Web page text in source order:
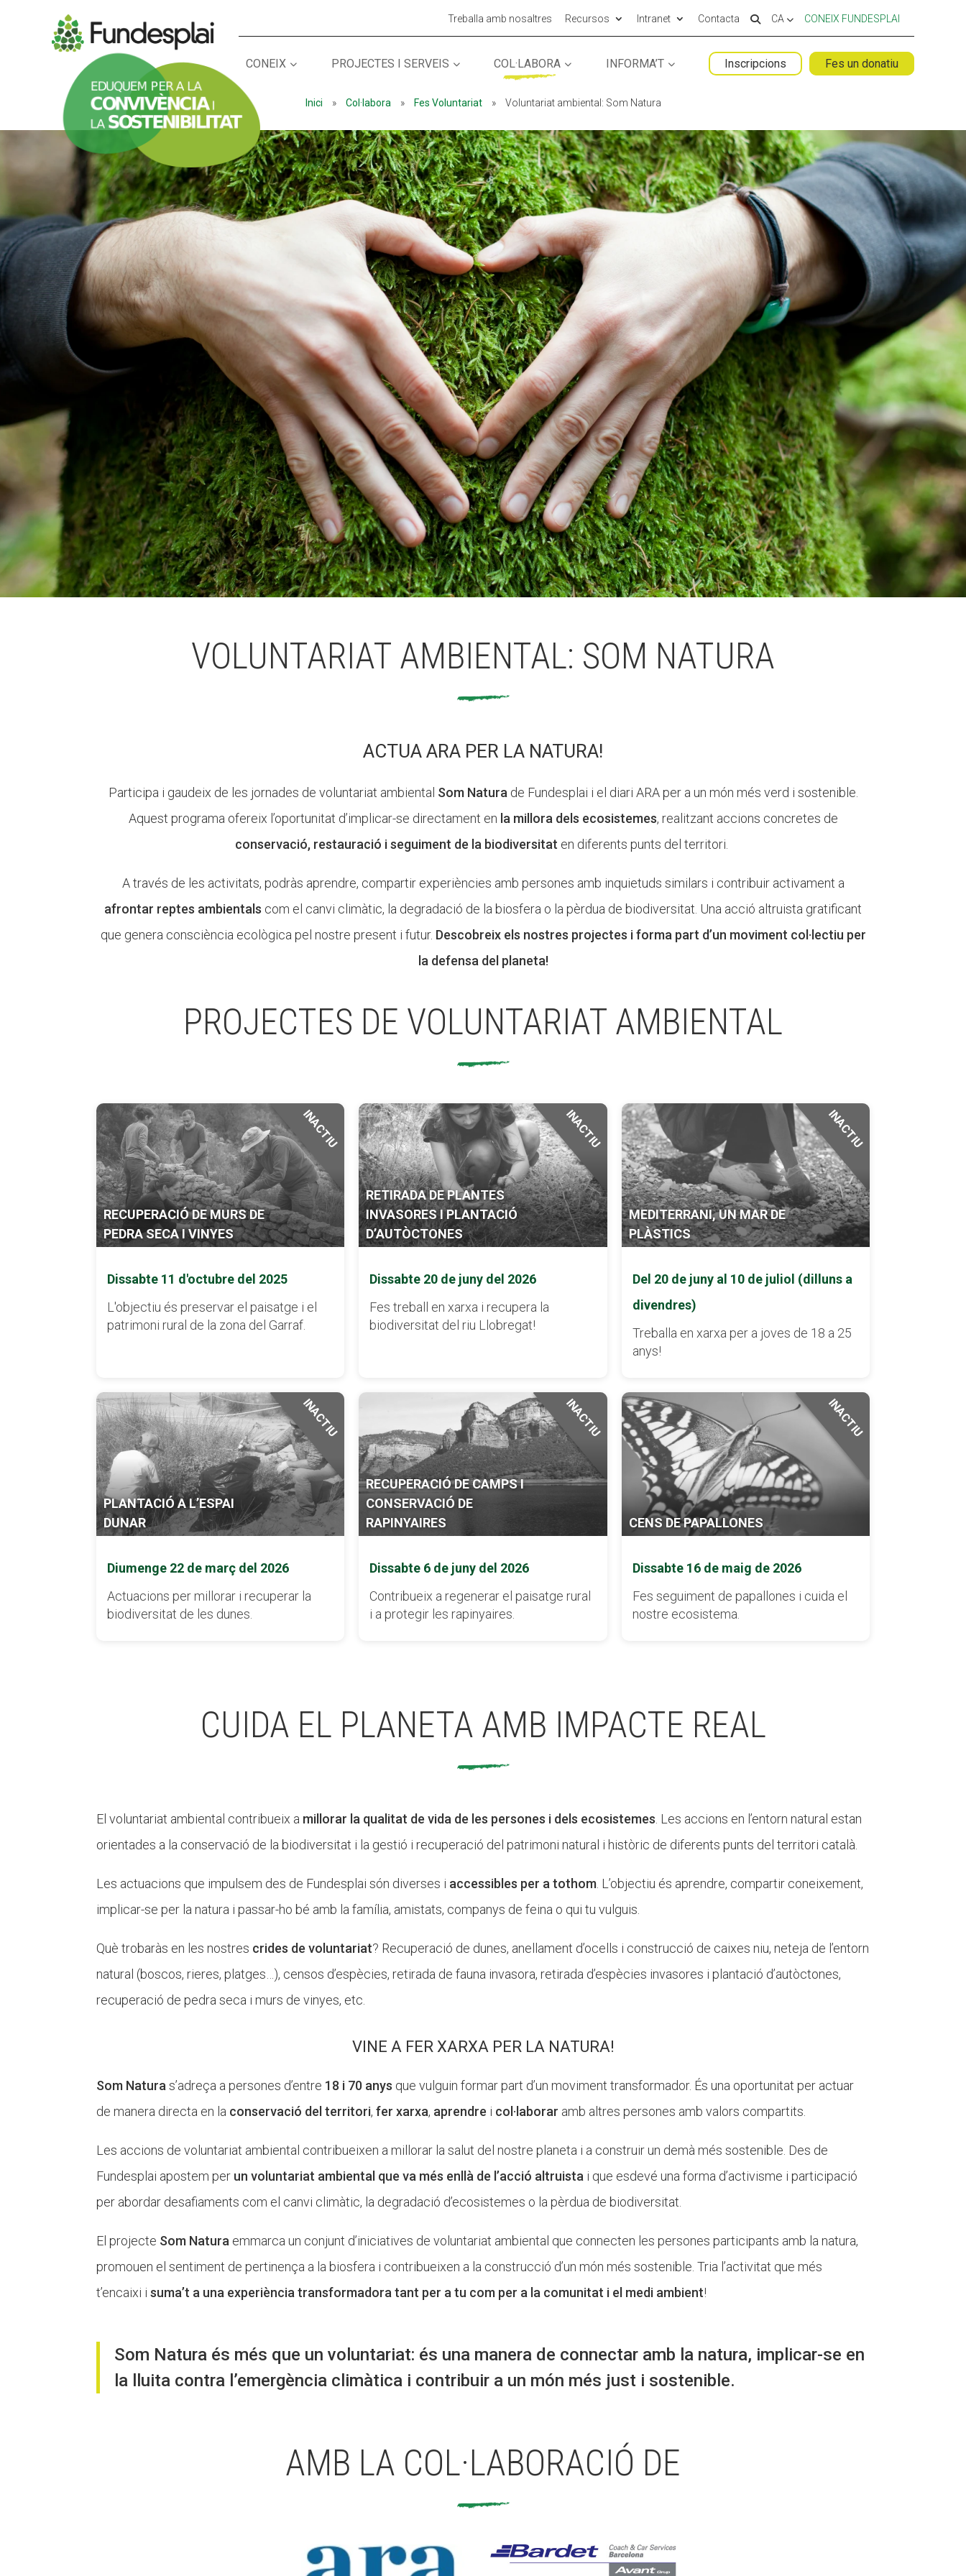
Treballa amb nosaltres Recursos Intranet Contacta CA CONEIX FUNDESPLAI
CONEIX PROJECTES I SERVEIS COL·LABORA INFORMA’T Inscripcions Fes un donatiu
Inici » Col·labora » Fes Voluntariat » Voluntariat ambiental: Som Natura
VOLUNTARIAT AMBIENTAL: SOM NATURA
ACTUA ARA PER LA NATURA!
Participa i gaudeix de les jornades de voluntariat ambiental Som Natura de Fundesplai i el diari ARA per a un món més verd i sostenible.
Aquest programa ofereix l’oportunitat d’implicar-se directament en la millora dels ecosistemes, realitzant accions concretes de
conservació, restauració i seguiment de la biodiversitat en diferents punts del territori.
A través de les activitats, podràs aprendre, compartir experiències amb persones amb inquietuds similars i contribuir activament a
afrontar reptes ambientals com el canvi climàtic, la degradació de la biosfera o la pèrdua de biodiversitat. Una acció altruista gratificant
que genera consciència ecològica pel nostre present i futur. Descobreix els nostres projectes i forma part d’un moviment col·lectiu per
la defensa del planeta!
PROJECTES DE VOLUNTARIAT AMBIENTAL
INACTIU
RECUPERACIÓ DE MURS DE
PEDRA SECA I VINYES
Dissabte 11 d'octubre del 2025
L'objectiu és preservar el paisatge i el
patrimoni rural de la zona del Garraf.
INACTIU
RETIRADA DE PLANTES
INVASORES I PLANTACIÓ
D’AUTÒCTONES
Dissabte 20 de juny del 2026
Fes treball en xarxa i recupera la
biodiversitat del riu Llobregat!
INACTIU
MEDITERRANI, UN MAR DE
PLÀSTICS
Del 20 de juny al 10 de juliol (dilluns a
divendres)
Treballa en xarxa per a joves de 18 a 25
anys!
INACTIU
PLANTACIÓ A L’ESPAI
DUNAR
Diumenge 22 de març del 2026
Actuacions per millorar i recuperar la
biodiversitat de les dunes.
INACTIU
RECUPERACIÓ DE CAMPS I
CONSERVACIÓ DE
RAPINYAIRES
Dissabte 6 de juny del 2026
Contribueix a regenerar el paisatge rural
i a protegir les rapinyaires.
INACTIU
CENS DE PAPALLONES
Dissabte 16 de maig de 2026
Fes seguiment de papallones i cuida el
nostre ecosistema.
CUIDA EL PLANETA AMB IMPACTE REAL
El voluntariat ambiental contribueix a millorar la qualitat de vida de les persones i dels ecosistemes . Les accions en l’entorn natural estan
orientades a la conservació de la biodiversitat i la gestió i recuperació del patrimoni natural i històric de diferents punts del territori català.
Les actuacions que impulsem des de Fundesplai són diverses i accessibles per a tothom . L’objectiu és aprendre, compartir coneixement,
implicar-se per la natura i passar-ho bé amb la família, amistats, companys de feina o qui tu vulguis.
Què trobaràs en les nostres crides de voluntariat? Recuperació de dunes, anellament d’ocells i construcció de caixes niu, neteja de l’entorn
natural (boscos, rieres, platges…), censos d’espècies, retirada de fauna invasora, retirada d’espècies invasores i plantació d’autòctones,
recuperació de pedra seca i murs de vinyes, etc.
VINE A FER XARXA PER LA NATURA!
Som Natura s’adreça a persones d’entre 18 i 70 anys que vulguin formar part d’un moviment transformador. És una oportunitat per actuar
de manera directa en la conservació del territori,fer xarxa, aprendre i col·laborar amb altres persones amb valors compartits.
Les accions de voluntariat ambiental contribueixen a millorar la salut del nostre planeta i a construir un demà més sostenible. Des de
Fundesplai apostem per un voluntariat ambiental que va més enllà de l’acció altruista i que esdevé una forma d’activisme i participació
per abordar desafiaments com el canvi climàtic, la degradació d’ecosistemes o la pèrdua de biodiversitat.
El projecte Som Natura emmarca un conjunt d’iniciatives de voluntariat ambiental que connecten les persones participants amb la natura,
promouen el sentiment de pertinença a la biosfera i contribueixen a la construcció d’un món més sostenible. Tria l’activitat que més
t’encaixi isuma’t a una experiència transformadora tant per a tu com per a la comunitat i el medi ambient!
Som Natura és més que un voluntariat: és una manera de connectar amb la natura, implicar-se en
la lluita contra l’emergència climàtica i contribuir a un món més just i sostenible.
AMB LA COL·LABORACIÓ DE
ACTIVITATS D'ESTIU ALBERG CENTRE ESPLAI
CASES DE COLÒNIES ACCIÓ SOCIAL I JOVES ESPLAIS SUPORT TERCER SECTOR
CONEIX FUNDESPLAI
La Fundació
L'equip
Missió i valors
Els comptes clars
Memòria d'activitats
Proposta educativa
ACTUALITAT
Notícies
Butlletins
Diari de la Fundació
Fundesplai als mitjans
Xarxes socials
COL·LABORA
Fes voluntariat
Fes un donatiu
Treballa amb nosaltres